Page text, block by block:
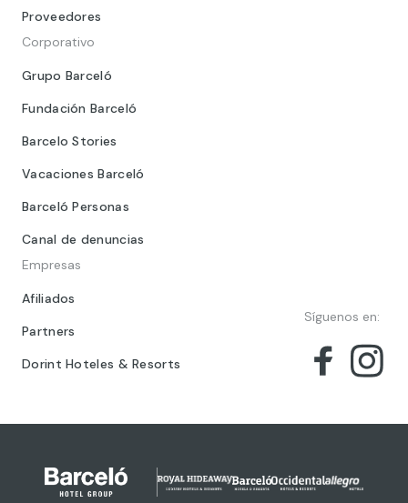
Proveedores
Corporativo
Grupo Barceló
Fundación Barceló
Barcelo Stories
Vacaciones Barceló
Barceló Personas
Canal de denuncias
Empresas
Afiliados
Partners
Dorint Hoteles & Resorts
Síguenos en: